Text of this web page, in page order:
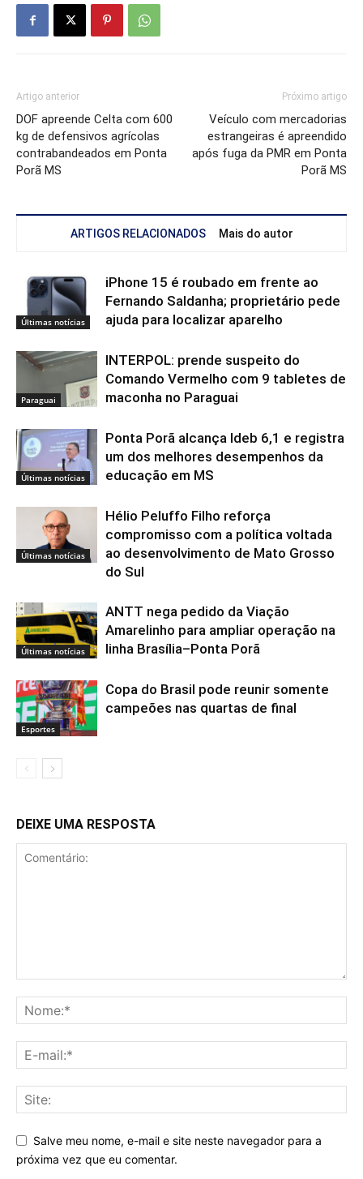
Artigo anterior
DOF apreende Celta com 600
kg de defensivos agrícolas
contrabandeados em Ponta
Porã MS
Próximo artigo
Veículo com mercadorias
estrangeiras é apreendido
após fuga da PMR em Ponta
Porã MS
ARTIGOS RELACIONADOS Mais do autor
Últimas notícias
iPhone 15 é roubado em frente ao
Fernando Saldanha; proprietário pede
ajuda para localizar aparelho
Paraguai
INTERPOL: prende suspeito do
Comando Vermelho com 9 tabletes de
maconha no Paraguai
Últimas notícias
Ponta Porã alcança Ideb 6,1 e registra
um dos melhores desempenhos da
educação em MS
Últimas notícias
Hélio Peluffo Filho reforça
compromisso com a política voltada
ao desenvolvimento de Mato Grosso
do Sul
Últimas notícias
ANTT nega pedido da Viação
Amarelinho para ampliar operação na
linha Brasília–Ponta Porã
Esportes
Copa do Brasil pode reunir somente
campeões nas quartas de final
DEIXE UMA RESPOSTA
Salve meu nome, e-mail e site neste navegador para a
próxima vez que eu comentar.